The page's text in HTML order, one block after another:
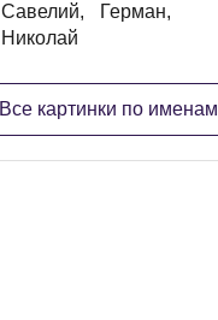
Савелий,
Герман,
Николай
Все картинки по именам